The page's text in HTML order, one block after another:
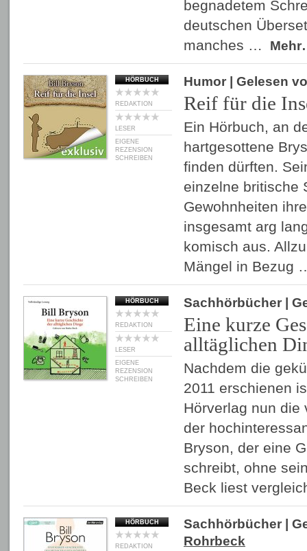
begnadetem
deutschen
manches …
HÖRBUCH
REDAKTION
LESER
EIGENE
REZENSION
SCHREIBEN
Humor | Gelesen
Reif für die
Ein Hörbuch, an
hartgesottene
finden dürften.
einzelne britische
Gewohnheiten
insgesamt arg
komisch aus.
Mängel in Bezug
HÖRBUCH
REDAKTION
LESER
EIGENE
REZENSION
SCHREIBEN
Sachhörbücher |
Eine kurze
alltäglichen
Nachdem die
2011 erschienen
Hörverlag nun die
der
Bryson, der eine
schreibt, ohne
Beck liest
HÖRBUCH
REDAKTION
Sachhörbücher |
Rohrbeck